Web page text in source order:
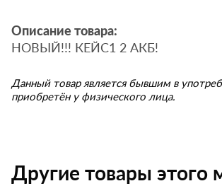
Описание товара:
НОВЫЙ!!! КЕЙС1 2 АКБ!
Данный товар является бывшим в
приобретён у физического лица.
Другие товары этого